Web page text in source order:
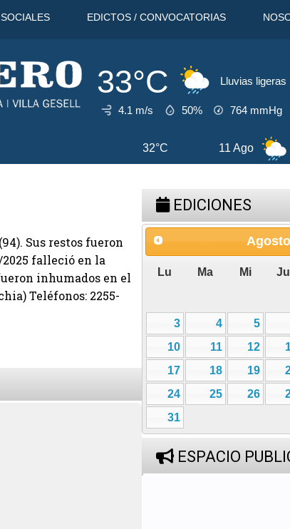
SOCIALES EDICTOS / CONVOCATORIAS
33°C Lluvias ligeras
4.1 m/s 50% 764 mmHg
31°C 12 Ago
Sus restos fueron
falleció en la
inhumados en el
Teléfonos: 2255-
EDICIONES
Agosto
Lu Ma Mi Ju
3
4 5
10
11 12
17
18 19
24
25 26
31
ESPACIO